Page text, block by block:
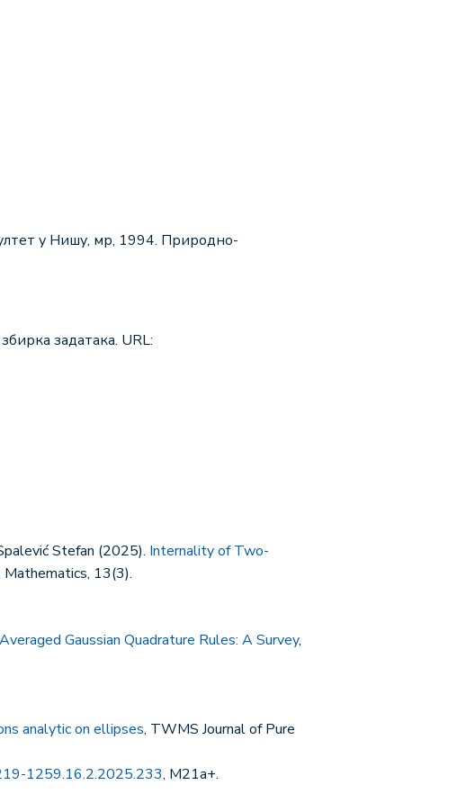
у Нишу, мр, 1994. Природно-
задатака. URL:
Stefan (2025). Internality of Two-
Mathematics, 13(3).
Gaussian Quadrature Rules: A Survey,
analytic on ellipses, TWMS Journal of Pure
1259.16.2.2025.233, M21a+.